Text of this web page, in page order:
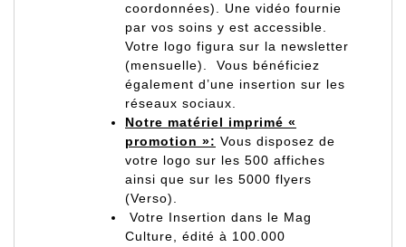
coordonnées). Une vidéo fournie
par vos soins y est accessible.
Votre logo figura sur la newsletter
(mensuelle). Vous bénéficiez
également d’une insertion sur les
réseaux sociaux.
Notre matériel imprimé «
promotion »: Vous disposez de
votre logo sur les 500 affiches
ainsi que sur les 5000 flyers
(Verso).
Votre Insertion dans le Mag
Culture, édité à 100.000